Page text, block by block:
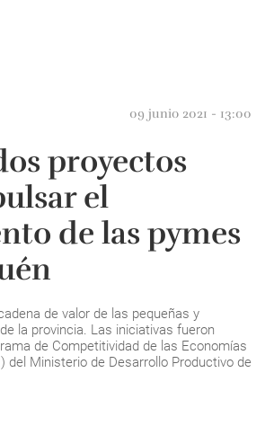
09 junio 2021 - 13:00
proyectos
el
de las pymes
de valor de las pequeñas y
la provincia. Las iniciativas fueron
de Competitividad de las Economías
del Ministerio de Desarrollo Productivo de